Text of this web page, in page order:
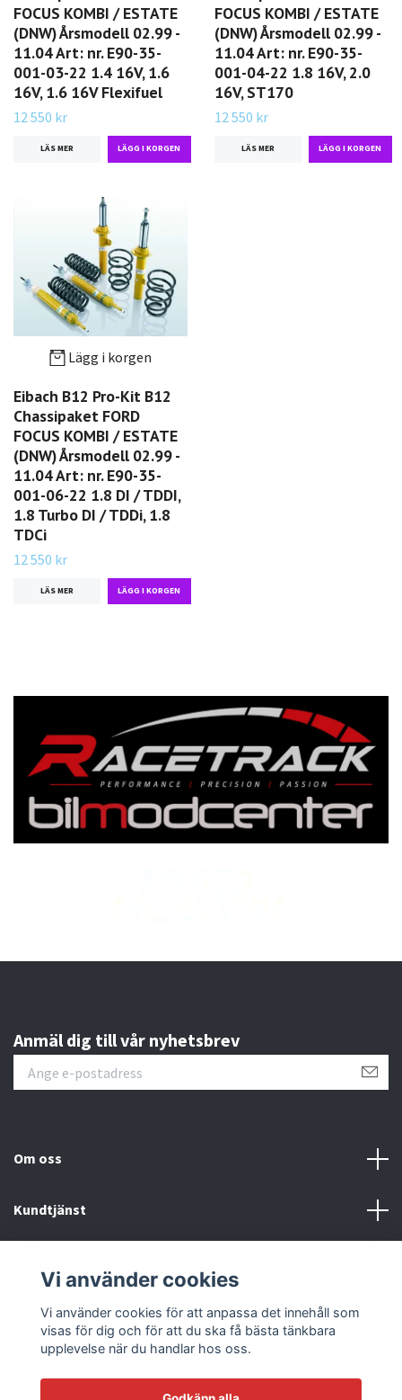
FOCUS KOMBI / ESTATE
(DNW) Årsmodell 02.99 -
11.04 Art: nr. E90-35-
001-03-22 1.4 16V, 1.6
16V, 1.6 16V Flexifuel
12 550 kr
LÄS MER
FOCUS KOMBI / ESTATE
(DNW) Årsmodell 02.99 -
11.04 Art: nr. E90-35-
001-04-22 1.8 16V, 2.0
16V, ST170
12 550 kr
LÄS MER
Lägg i korgen
Eibach B12 Pro-Kit B12
Chassipaket FORD
FOCUS KOMBI / ESTATE
(DNW) Årsmodell 02.99 -
11.04 Art: nr. E90-35-
001-06-22 1.8 DI / TDDI,
1.8 Turbo DI / TDDi, 1.8
TDCi
12 550 kr
LÄS MER
Anmäl dig till vår nyhetsbrev
Om oss
Kundtjänst
Sociala medier
Vi använder cookies
Vi använder cookies för att anpassa det innehåll som
visas för dig och för att du ska få bästa tänkbara
upplevelse när du handlar hos oss.